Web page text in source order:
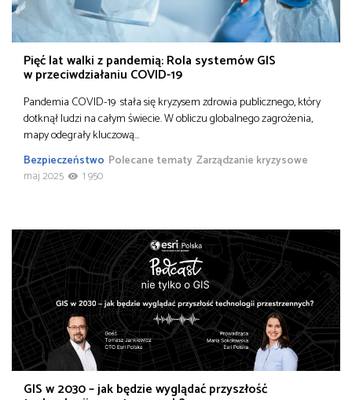
Pięć lat walki z pandemią: Rola systemów GIS
w przeciwdziałaniu COVID-19
Pandemia COVID-19 stała się kryzysem zdrowia publicznego, który
dotknął ludzi na całym świecie. W obliczu globalnego zagrożenia,
mapy odegrały kluczową…
Bezpieczeństwo Polecane tematy Zarządzanie kryzysowe
maj 2025
1 950
GIS w 2030 – jak będzie wyglądać przyszłość